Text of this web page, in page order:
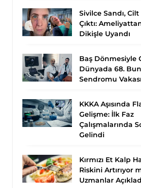
Sivilce Sandı,
Çıktı:
Dikişle Uyandı
Baş Dönmesiyle
Dünyada 68.
Sendromu
KKKA Aşısında
Gelişme: İlk Faz
Çalışmalarında
Gelindi
Kırmızı Et Kalp
Riskini Artırıyor
Uzmanlar